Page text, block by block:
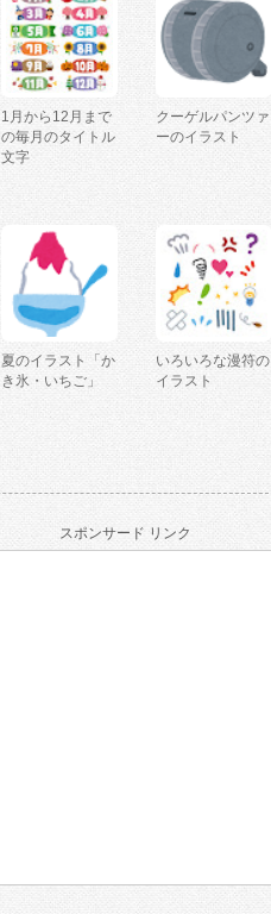
1月から12月まで
の毎月のタイトル
文字
クーゲルパンツァ
ーのイラスト
夏のイラスト「か
き氷・いちご」
いろいろな漫符の
イラスト
スポンサード リンク